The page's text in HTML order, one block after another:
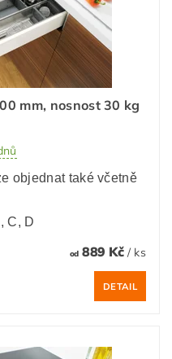
mm, nosnost 30 kg
objednat také včetně
C, D
od889 Kč / ks
DETAIL